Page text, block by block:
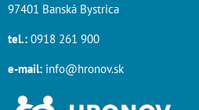
97401 Banská Bystrica
tel.: 0918 261 900
e-mail: info@hronov.sk